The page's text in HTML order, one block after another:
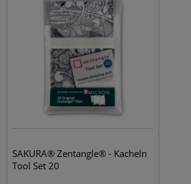
SAKURA® Zentangle® - Kacheln
Tool Set 20